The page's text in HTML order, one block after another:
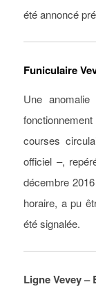
été annoncé
Funiculaire
Une
courses
officiel –,
décembre
horaire, a pu
été signalée.
Ligne Vevey